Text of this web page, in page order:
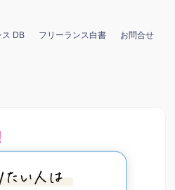
ス DB フリーランス白書 お問合せ